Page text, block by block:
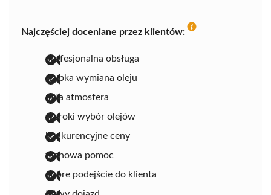
Najczęściej doceniane przez klientów:
profesjonalna obsługa
szybka wymiana oleju
miła atmosfera
szeroki wybór olejów
konkurencyjne ceny
fachowa pomoc
dobre podejście do klienta